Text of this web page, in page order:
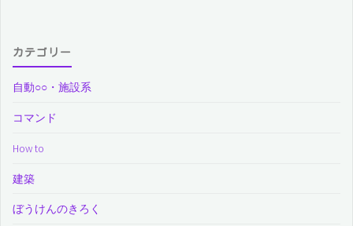
カテゴリー
自動○○・施設系
コマンド
How to
建築
ぼうけんのきろく